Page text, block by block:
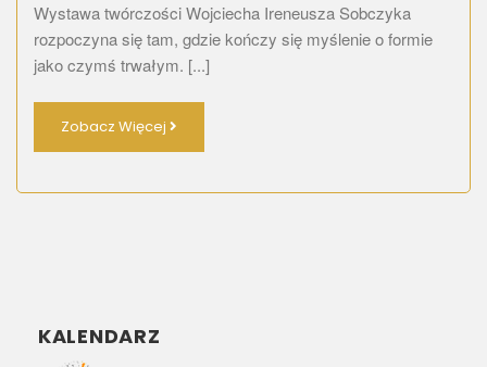
Wystawa twórczości Wojciecha Ireneusza Sobczyka
rozpoczyna się tam, gdzie kończy się myślenie o formie
jako czymś trwałym. [...]
Zobacz Więcej
KALENDARZ